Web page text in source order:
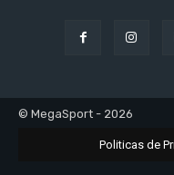
© MegaSport - 2026
Politicas de